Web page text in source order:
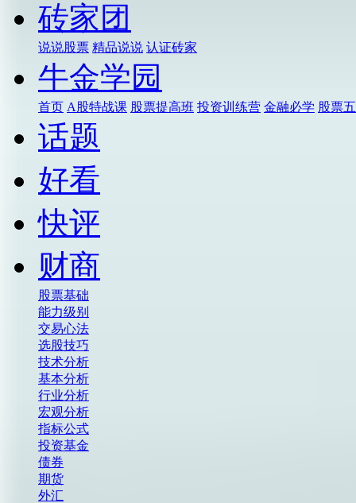
砖家团
说说股票 精品说说 认证砖家
牛金学园
首页 A股特战课 股票提高班 投资训练营 金融必学 股票
话题
好看
快评
财商
股票基础
能力级别
交易心法
选股技巧
技术分析
基本分析
行业分析
宏观分析
指标公式
投资基金
债券
期货
外汇